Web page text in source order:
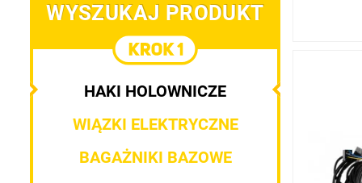
WYSZUKAJ PRODUKT
HAKI HOLOWNICZE
WIĄZKI ELEKTRYCZNE
BAGAŻNIKI BAZOWE